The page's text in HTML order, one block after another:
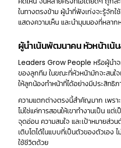
ในทางตรงข้าม ผู้นำที่ฟังเก่งจะรู้จักใ
แสดงความเห็น และนำมุมมองที่หลา
ผู้นำเน้นพัฒนาคน หัวหน้าเน้
Leaders Grow People หรือผู้นำ
ของลูกทีม ในขณะที่หัวหน้ามักจะสน
ให้ลูกน้องทำหน้าที่ได้อย่างมีประสิทธิ
ความแตกต่างตรงนี้สำคัญมาก เพ
ไม่ใช่แค่การสอนให้เขาทำงานเป็น แต่
จุดอ่อน ความสนใจ และเป้าหมายส่ว
เติบโตได้ในแบบที่เป็นตัวของตัวเอง
ใช้ชีวิตด้วย